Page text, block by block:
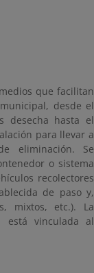
que facilitan
desde el
desecha hasta el
para llevar a
eliminación. Se
o sistema
recolectores
de paso y,
mixtos, etc.). La
está vinculada al